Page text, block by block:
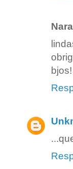
Nara
bjos!